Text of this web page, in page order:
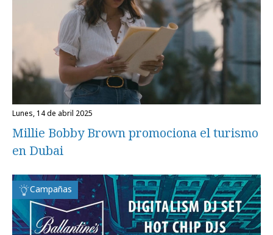
lunes, 14 de abril 2025
Millie Bobby Brown promociona el turismo
en Dubai
Campañas